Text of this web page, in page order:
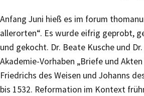
Anfang Juni hieß es im forum
allerorten“. Es wurde eifrig geprobt,
und gekocht. Dr. Beate Kusche und
Akademie-Vorhaben „Briefe und
Friedrichs des Weisen und Johanns
bis 1532. Reformation im Kontext